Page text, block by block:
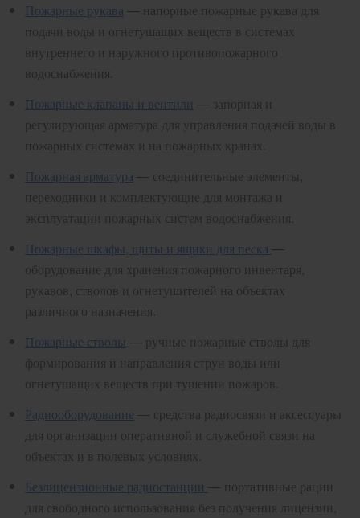
Пожарные рукава — напорные пожарные рукава для
подачи воды и огнетушащих веществ в системах
внутреннего и наружного противопожарного
водоснабжения.
Пожарные клапаны и вентили — запорная и
регулирующая арматура для управления подачей воды в
пожарных системах и на пожарных кранах.
Пожарная арматура — соединительные элементы,
переходники и комплектующие для монтажа и
эксплуатации пожарных систем водоснабжения.
Пожарные шкафы, щиты и ящики для песка —
оборудование для хранения пожарного инвентаря,
рукавов, стволов и огнетушителей на объектах
различного назначения.
Пожарные стволы — ручные пожарные стволы для
формирования и направления струи воды или
огнетушащих веществ при тушении пожаров.
Радиооборудование — средства радиосвязи и аксессуары
для организации оперативной и служебной связи на
объектах и в полевых условиях.
Безлицензионные радиостанции — портативные рации
для свободного использования без получения лицензии,